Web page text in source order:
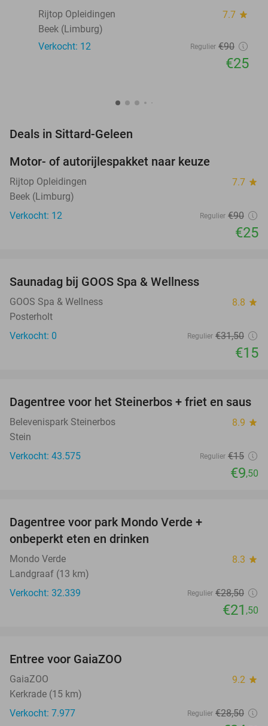
Rijtop Opleidingen
7.7 star
Beek (Limburg)
Verkocht: 12
Regulier €90
€25
Deals in Sittard-Geleen
Motor- of autorijlespakket naar keuze
Rijtop Opleidingen 7.7 star
Beek (Limburg)
Verkocht: 12
Regulier €90
€25
TODAY
Saunadag bij GOOS Spa & Wellness
GOOS Spa & Wellness 8.8 star
Posterholt
Verkocht: 0
Regulier €31,50
€15
37%
Dagentree voor het Steinerbos + friet en saus
Belevenispark Steinerbos 8.9 star
Stein
Verkocht: 43.575
Regulier €15
€9,50
Dagentree voor park Mondo Verde +
onbeperkt eten en drinken
Mondo Verde 8.3 star
Landgraaf (13 km)
Verkocht: 32.339
Regulier €28,50
€21 ,50
Entree voor GaiaZOO
GaiaZOO 9.2 star
Kerkrade (15 km)
Verkocht: 7.977
Regulier €28,50